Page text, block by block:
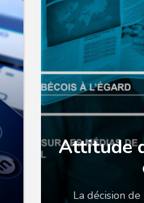
Attitude
La décision